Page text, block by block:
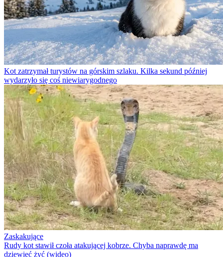
Kot zatrzymał turystów na górskim szlaku. Kilka sekund później
wydarzyło się coś niewiarygodnego
Zaskakujące
Rudy kot stawił czoła atakującej kobrze. Chyba naprawdę ma
dziewięć żyć (wideo)